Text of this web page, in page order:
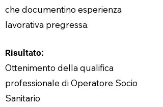
che documentino esperienza
lavorativa pregressa.
Risultato:
Ottenimento della qualifica
professionale di Operatore Socio
Sanitario